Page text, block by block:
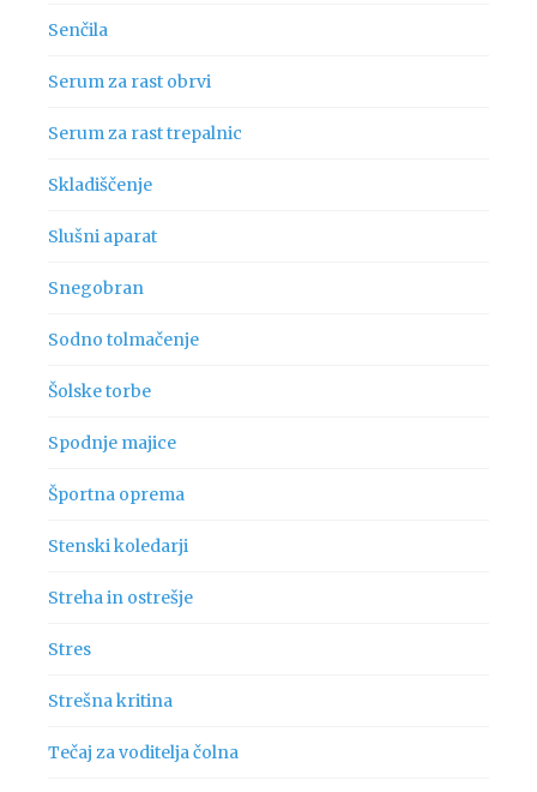
Senčila
Serum za rast obrvi
Serum za rast trepalnic
Skladiščenje
Slušni aparat
Snegobran
Sodno tolmačenje
Šolske torbe
Spodnje majice
Športna oprema
Stenski koledarji
Streha in ostrešje
Stres
Strešna kritina
Tečaj za voditelja čolna